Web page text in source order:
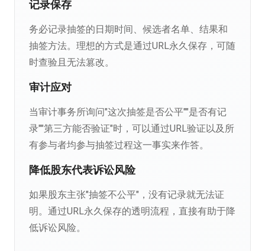
记录保存
务必记录抽签的日期时间、候选者名单、结果和
抽签方法。理想的方式是通过URL永久保存，可随
时查验且无法篡改。
审计应对
当审计事务所询问"这次抽签是否公平""是否有记
录""第三方能否验证"时，可以通过URL验证以及所
有参与者均参与抽签过程这一事实来作答。
降低股东代表诉讼风险
如果股东主张"抽签不公平"，没有记录就无法证
明。通过URL永久保存的透明流程，直接有助于降
低诉讼风险。